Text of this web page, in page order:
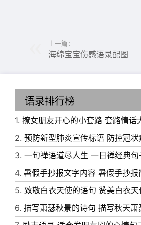
6、 分开后，别说祝我幸
7、 俄只是一味的奢望，
8、 如果说失望也是一种
悲伤也是一种幸福，那是
9、 在我哭着笑时，请一
上一篇：
海绵宝宝伤感语录配图
语录排行榜
1. 撩女朋友开心的小套路 套路情话
2. 预防新型肺炎宣传标语 防控冠
3. 一句禅语道尽人生 一日禅经典句
4. 暑假手抄报文字内容 暑假手抄报
5. 致敬白衣天使的语句 赞美白衣
6. 描写萧瑟秋景的诗句 描写秋天萧